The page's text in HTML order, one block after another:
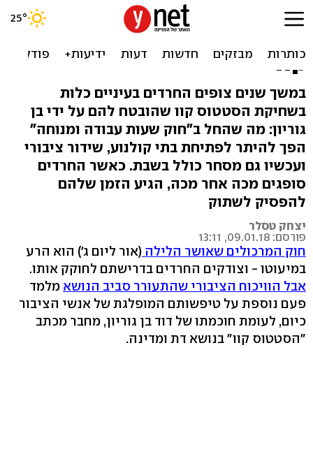
לחרדים נמאס לשתוק: החוק
שמתקן את הפגיעה בסטטוס
קוו
במשך שנים צופים החרדים בעיניים כלות
בשחיקת הסטטוס קוו שהובטח להם על ידי בן
גוריון: מה שהחל ב"חוק שעות עבודה ומנוחה"
הפך להיתר לפתיחת בתי קולנוע, שידור ציבורי
ועכשיו גם מסחר כולל בשבת. כאשר החרדים
סופגים מכה אחר מכה, הגיע הזמן שלהם
להפסיק לשתוק
יצחק טסלר
פורסם: 09.01.18, 13:11
חוק המרכולים שאושר הלילה (אור ליום ג') הוא הרע
במיעוטו - וצודקים החרדים בדרישתם לחוקק אותו.
אבל הוויכוח הציבורי שהתעורר סביב הנושא מלמד
פעם נוספת על טיפשותם המופלגת של אנשי הציבור
כיום, לעומת חוכמתו של דוד בן גוריון, מחבר מכתב
"הסטטוס קוו" בנושא דת ומדינה.